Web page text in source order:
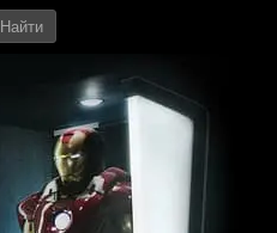
Найти